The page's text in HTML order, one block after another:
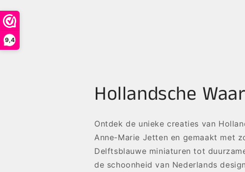
9,4
Hollandsche
Ontdek de unieke creaties van
Anne-Marie Jetten en gemaakt met
Delftsblauwe miniaturen tot
de schoonheid van Nederlands